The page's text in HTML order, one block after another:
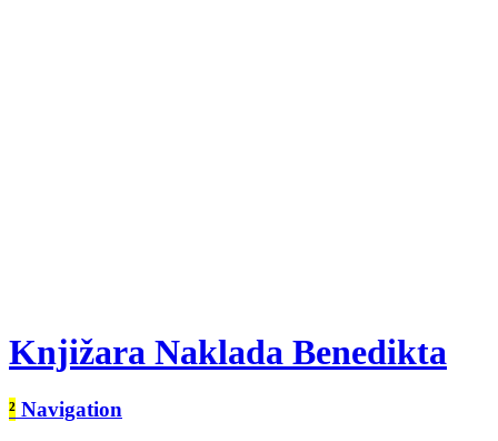
Knjižara Naklada Benedikta
² Navigation